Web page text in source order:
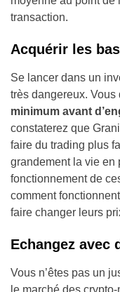
transaction.
Acquérir les
Se lancer dans un
très dangereux. Vous
minimum avant
constaterez que
faire du trading plus
grandement la vie en
fonctionnement de
comment
faire changer leurs
Echangez avec
Vous n’êtes pas un
le marché des